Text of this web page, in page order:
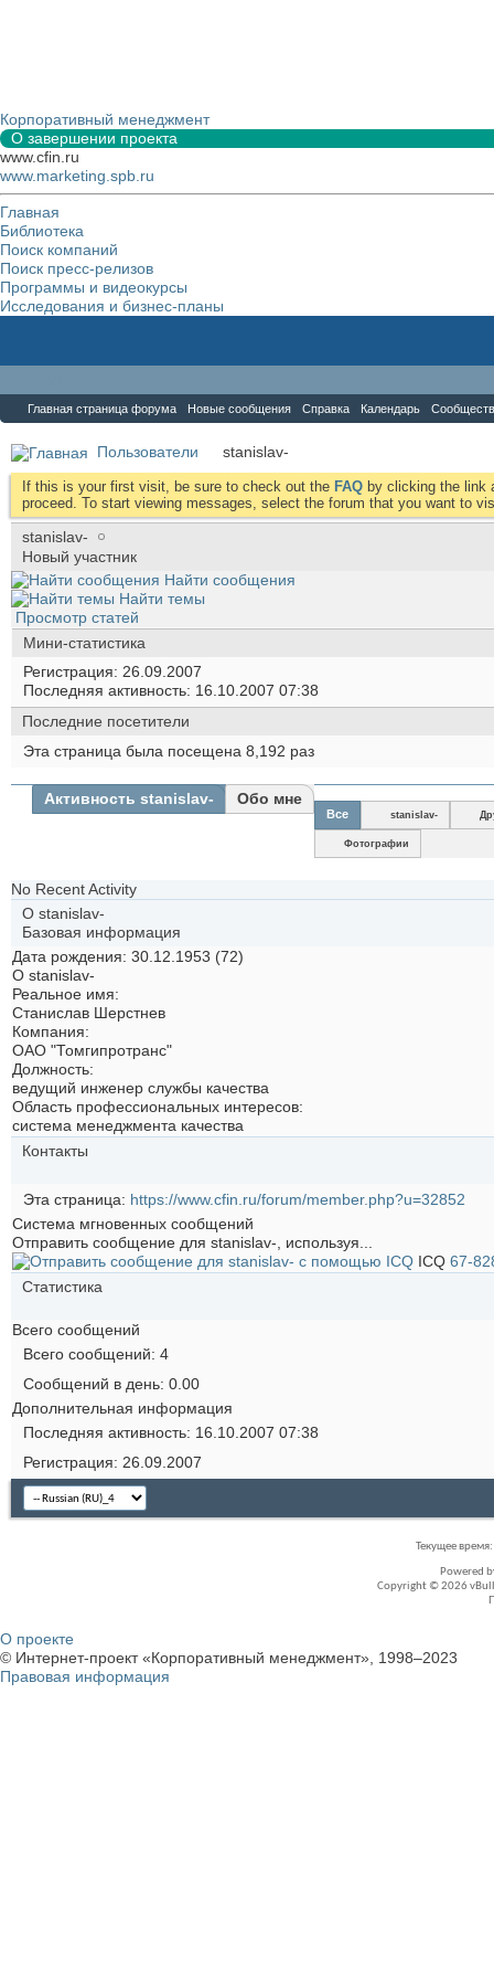
Корпоративный менеджмент
О завершении проекта
www.cfin.ru
www.marketing.spb.ru
Главная
Библиотека
Поиск компаний
Поиск пресс-релизов
Программы и видеокурсы
Исследования и бизнес-планы
Главная страница форума Новые сообщения Справка Календарь
Пользователи stanislav-
If this is your first visit, be sure to check out the FAQ by clicking the link
proceed. To start viewing messages, select the forum that you want to
stanislav-
Новый участник
Найти сообщения
Найти темы
Просмотр статей
Мини-статистика
Регистрация 26.09.2007
Последняя активность 16.10.2007 07:38
Последние посетители
Эта страница была посещена 8,192 раз
Активность stanislav- Обо мне
Все stanislav-
Фотографии
No Recent Activity
О stanislav-
Базовая информация
Дата рождения 30.12.1953 (72)
О stanislav-
Реальное имя:
Станислав Шерстнев
Компания:
ОАО "Томгипротранс"
Должность:
ведущий инженер службы качества
Область профессиональных интересов:
система менеджмента качества
Контакты
Эта страница https://www.cfin.ru/forum/member.php?u=32852
Система мгновенных сообщений
Отправить сообщение для stanislav-, используя...
ICQ 67-
Статистика
Всего сообщений
Всего сообщений 4
Сообщений в день 0.00
Дополнительная информация
Последняя активность 16.10.2007 07:38
Регистрация 26.09.2007
Текущее время:
Powered
Copyright © 2026
О проекте
© Интернет-проект «Корпоративный менеджмент», 1998–2023
Правовая информация